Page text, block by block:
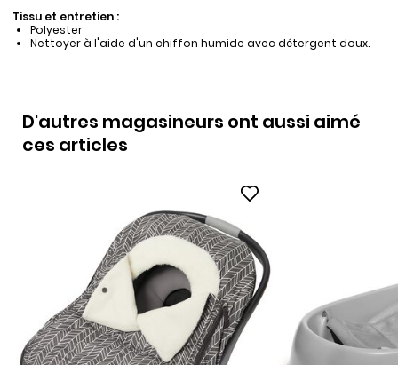
Tissu et entretien :
Polyester
Nettoyer à l'aide d'un chiffon humide avec détergent doux.
D'autres magasineurs ont aussi aimé
ces articles